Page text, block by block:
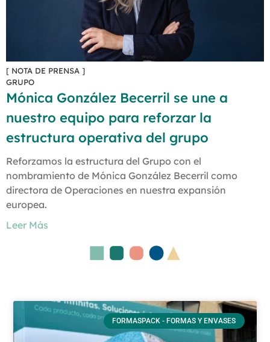
[ NOTA DE PRENSA ]
GRUPO
Mónica González Becerril se une a
nuestro equipo para reforzar la
estructura operativa del grupo
Reforzamos la estructura del Grupo con el
nombramiento de Mónica González Becerril como
directora de Operaciones en nuestra expansión
europea.
Leer Más
FORMASPACK - FORMAS Y ENVASES